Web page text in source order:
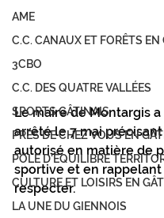
AME
C.C. CANAUX ET FORÊTS EN
3CBO
C.C. DES QUATRE VALLÉES
SPORTS GÂTINAIS
PRÉS DE CHEZ VOUS EN
PÔLE D'ÉQUILIBRE
CULTURE ET LOISIRS EN
LA UNE DU GIENNOIS
Le maire de Montargis
arrêté le 7 mai
autorisé en matière de
sportive et en
respecter.